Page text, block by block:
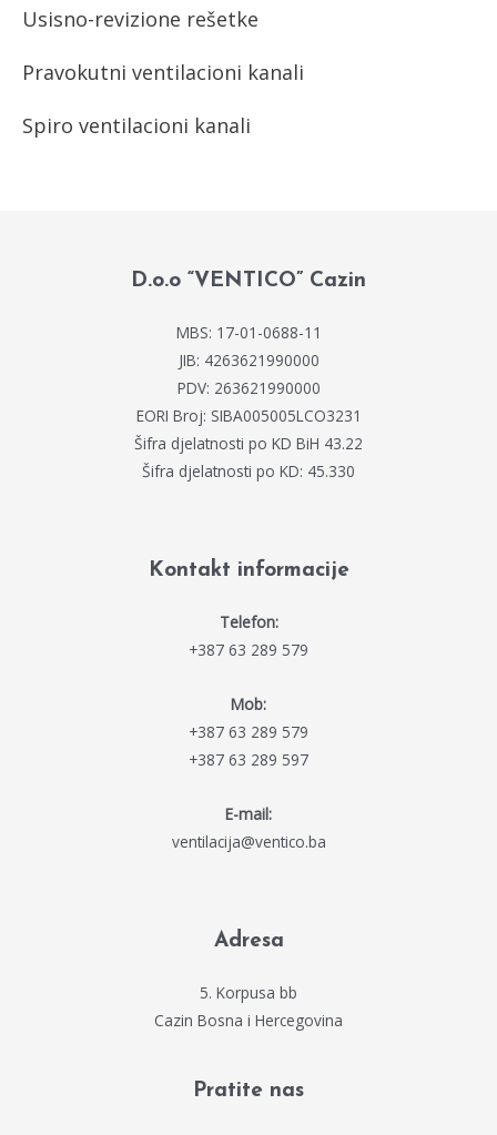
Usisno-revizione rešetke
Pravokutni ventilacioni kanali
Spiro ventilacioni kanali
D.o.o “VENTICO” Cazin
MBS: 17-01-0688-11
JIB: 4263621990000
PDV: 263621990000
EORI Broj: SIBA005005LCO3231
Šifra djelatnosti po KD BiH 43.22
Šifra djelatnosti po KD: 45.330
Kontakt informacije
Telefon:
+387 63 289 579
Mob:
+387 63 289 579
+387 63 289 597
E-mail:
ventilacija@ventico.ba
Adresa
5. Korpusa bb
Cazin Bosna i Hercegovina
Pratite nas